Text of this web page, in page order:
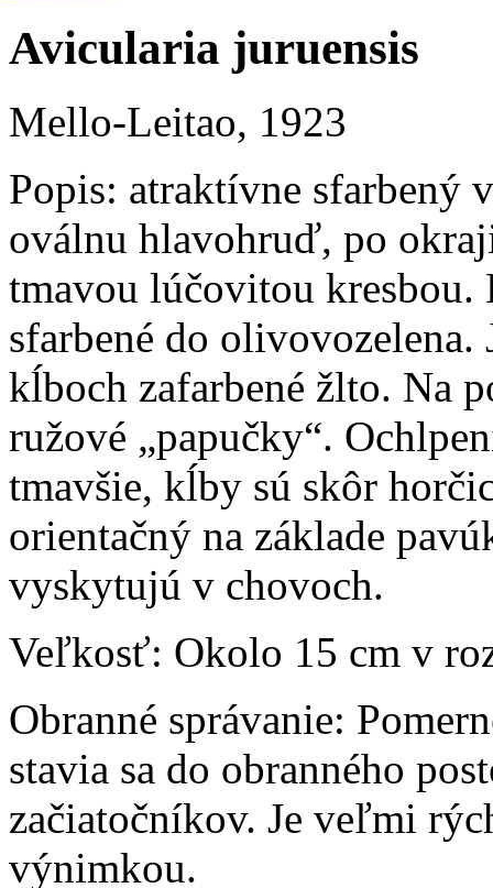
Avicularia juruensis
Mello-Leitao, 1923
Popis: atraktívne sfarbený
oválnu hlavohruď, po
tmavou lúčovitou
sfarbené do
kĺboch zafarbené žlto. Na
ružové „papučky“.
tmavšie, kĺby sú skôr
orientačný na základe
vyskytujú v chovoch.
Veľkosť: Okolo 15 cm v
Obranné správanie:
stavia sa do obranného
začiatočníkov. Je veľmi
výnimkou.